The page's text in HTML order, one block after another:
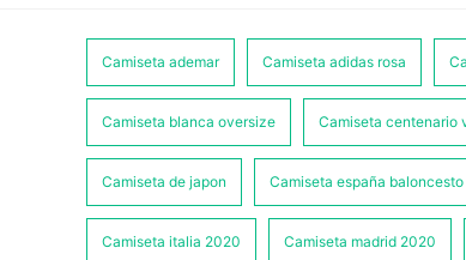
Camiseta ademar Camiseta adidas rosa
Camiseta blanca oversize Camiseta centenario
Camiseta de japon Camiseta españa
Camiseta italia 2020 Camiseta madrid 2020